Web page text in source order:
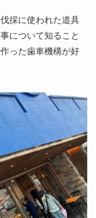
採に使われた道具
について知ること
った歯車機構が好